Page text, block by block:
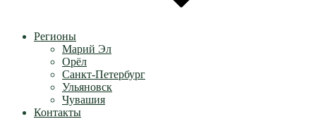
Регионы
Марий Эл
Орёл
Санкт-Петербург
Ульяновск
Чувашия
Контакты